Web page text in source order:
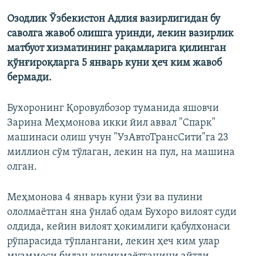
Озодлик Ўзбекистон Адлия вазирлигидан бу
саволга жавоб олишга уринди, лекин вазирлик
матбуот хизматининг рақамларига қилинган
қўнғироқларга 5 январь куни ҳеч ким жавоб
бермади.
Бухоронинг Қоровулбозор туманида яшовчи
Зарина Меҳмонова икки йил аввал "Спарк"
машинаси олиш учун "УзАвтоТрансСити"га 23
миллион сўм тўлаган, лекин на пул, на машина
олган.
Меҳмонова 4 январь куни ўзи ва пулини
ололмаётган яна ўнлаб одам Бухоро вилоят суди
олдида, кейин вилоят ҳокимлиги қабулхонаси
рўпарасида тўплангани, лекин ҳеч ким улар